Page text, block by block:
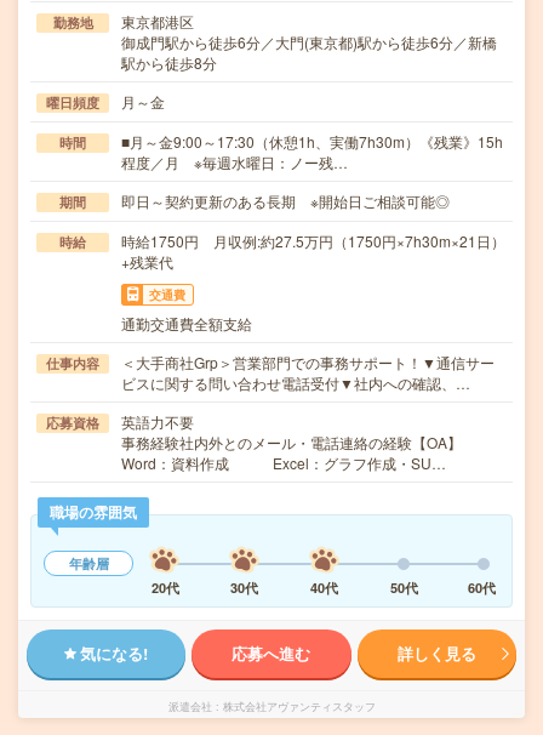
勤務地
東京都港区
御成門駅から徒歩6分／大門(東京都)駅から徒歩6分／新橋
駅から徒歩8分
曜日頻度 月～金
時間
■月～金9:00～17:30（休憩1h、実働7h30m）《残業》15h
程度／月 ※毎週水曜日：ノー残…
期間 即日～契約更新のある長期 ※開始日ご相談可能◎
時給
時給1750円 月収例:約27.5万円（1750円×7h30m×21日）
+残業代
交通費
通勤交通費全額支給
仕事内容
＜大手商社Grp＞営業部門での事務サポート！▼通信サー
ビスに関する問い合わせ電話受付▼社内への確認、…
応募資格
英語力不要
事務経験社内外とのメール・電話連絡の経験【OA】
Word：資料作成 Excel：グラフ作成・SU…
職場の雰囲気
年齢層
20代
30代 40代 50代 60代
気になる! 応募へ進む 詳しく見る
派遣会社 株式会社アヴァンティスタッフ